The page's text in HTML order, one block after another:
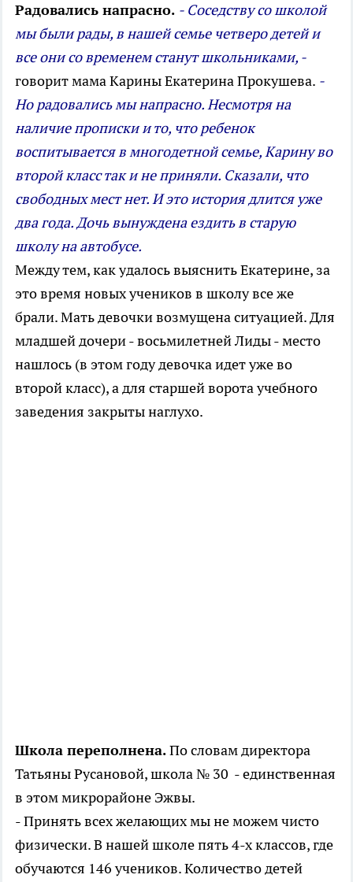
Радовались напрасно. - Соседству со школой
мы были рады, в нашей семье четверо детей и
все они со временем станут школьниками, -
говорит мама Карины Екатерина Прокушева. -
Но радовались мы напрасно. Несмотря на
наличие прописки и то, что ребенок
воспитывается в многодетной семье, Карину во
второй класс так и не приняли. Сказали, что
свободных мест нет. И это история длится уже
два года. Дочь вынуждена ездить в старую
школу на автобусе.
Между тем, как удалось выяснить Екатерине, за
это время новых учеников в школу все же
брали. Мать девочки возмущена ситуацией. Для
младшей дочери - восьмилетней Лиды - место
нашлось (в этом году девочка идет уже во
второй класс), а для старшей ворота учебного
заведения закрыты наглухо.
Школа переполнена.По словам директора
Татьяны Русановой, школа № 30 - единственная
в этом микрорайоне Эжвы.
- Принять всех желающих мы не можем чисто
физически. В нашей школе пять 4-х классов, где
обучаются 146 учеников. Количество детей